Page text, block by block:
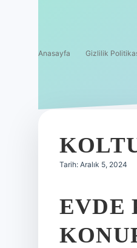
Anasayfa Gizlilik
Tarih: Aralık 5, 2024
EVDE